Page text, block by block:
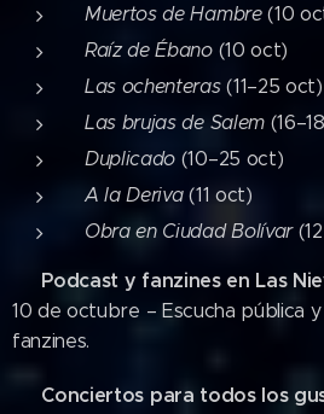
Muertos de Hambre(10
Raíz de Ébano(10 oct)
Las ochenteras(11–25 oct)
Las brujas de Salem
Duplicado (10–25 oct)
A la Deriva(11 oct)
Obra en Ciudad Bolívar
Podcast y fanzines en Las
10 de octubre – Escucha pública
fanzines.
Conciertos para todos los